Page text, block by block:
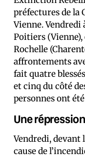
préfectures de la
Vienne. Vendredi
Poitiers (Vienne),
Rochelle
affrontements
fait quatre
et cinq du côté
personnes ont
Une
Vendredi, devant
cause de